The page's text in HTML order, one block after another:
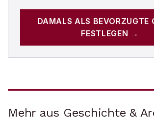
DAMALS ALS BEVORZUGTE
FESTLEGEN →
Mehr aus Geschichte &